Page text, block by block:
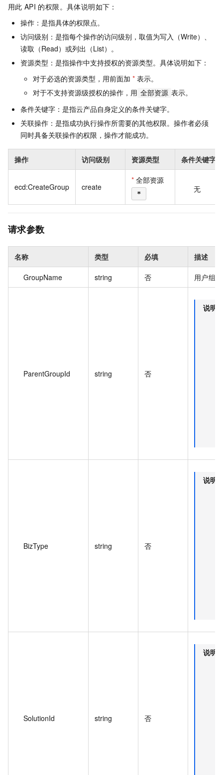
用此 API 的权限。具体说明如下：
操作：是指具体的权限点。
访问级别：是指每个操作的访问级别，取值为写入（Write）、
读取（Read）或列出（List）。
资源类型：是指操作中支持授权的资源类型。具体说明如下：
对于必选的资源类型，用前面加 * 表示。
对于不支持资源级授权的操作，用 全部资源 表示。
条件关键字：是指云产品自身定义的条件关键字。
关联操作：是指成功执行操作所需要的其他权限。操作者必须
同时具备关联操作的权限，操作才能成功。
操作 访问级别 资源类型 条件关键字
ecd:CreateGroup create
* 全部资源
* 无
请求参数
名称 类型 必填 描述
GroupName string 否 用户组
ParentGroupId string 否
说明
BizType string 否
说明
SolutionId string 否
说明